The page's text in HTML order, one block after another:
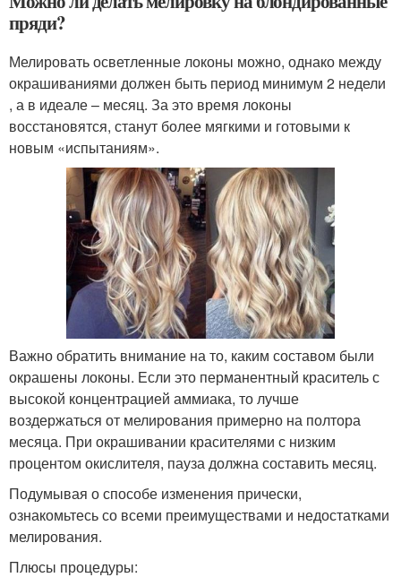
пряди?
Мелировать осветленные локоны можно, однако между
окрашиваниями должен быть период минимум 2 недели
, а в идеале – месяц. За это время локоны
восстановятся, станут более мягкими и готовыми к
новым «испытаниям».
Важно обратить внимание на то, каким составом были
окрашены локоны. Если это перманентный краситель с
высокой концентрацией аммиака, то лучше
воздержаться от мелирования примерно на полтора
месяца. При окрашивании красителями с низким
процентом окислителя, пауза должна составить месяц.
Подумывая о способе изменения прически,
ознакомьтесь со всеми преимуществами и недостатками
мелирования.
Плюсы процедуры: